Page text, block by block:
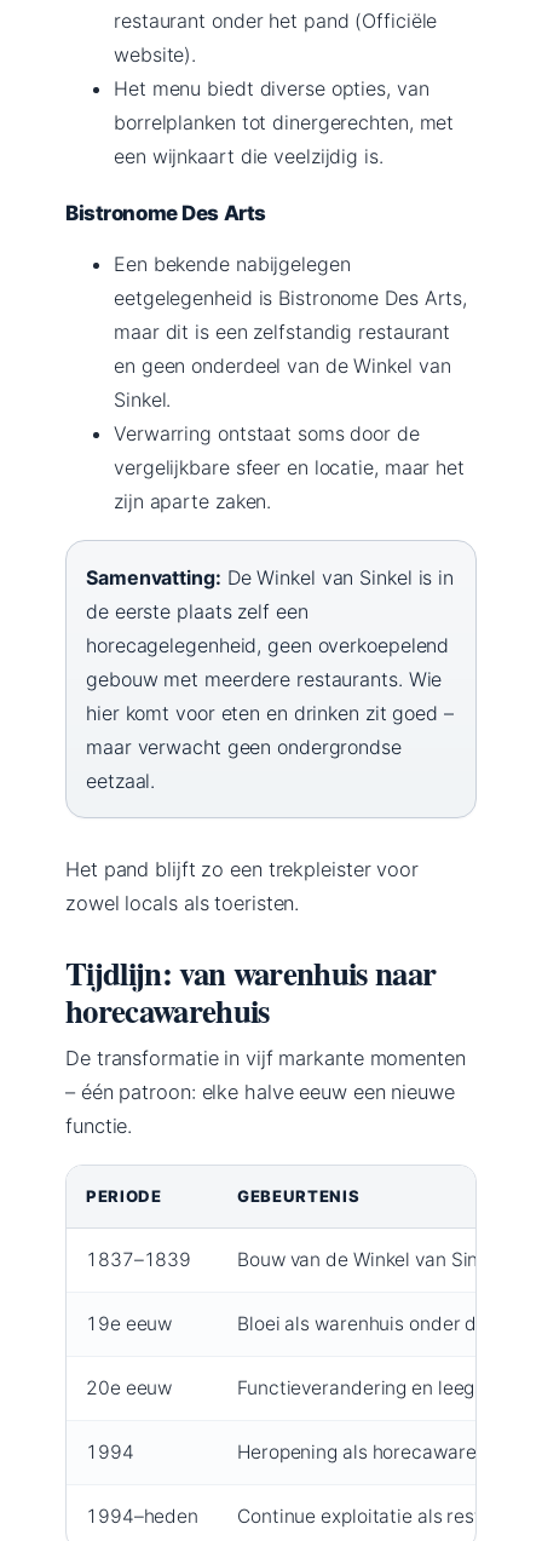
restaurant onder het pand (Officiële
website).
Het menu biedt diverse opties, van
borrelplanken tot dinergerechten, met
een wijnkaart die veelzijdig is.
Bistronome Des Arts
Een bekende nabijgelegen
eetgelegenheid is Bistronome Des Arts,
maar dit is een zelfstandig restaurant
en geen onderdeel van de Winkel van
Sinkel.
Verwarring ontstaat soms door de
vergelijkbare sfeer en locatie, maar het
zijn aparte zaken.
Samenvatting: De Winkel van Sinkel is in
de eerste plaats zelf een
horecagelegenheid, geen overkoepelend
gebouw met meerdere restaurants. Wie
hier komt voor eten en drinken zit goed –
maar verwacht geen ondergrondse
eetzaal.
Het pand blijft zo een trekpleister voor
zowel locals als toeristen.
Tijdlijn: van warenhuis naar
horecawarehuis
De transformatie in vijf markante momenten
– één patroon: elke halve eeuw een nieuwe
functie.
PERIODE GEBEURTENIS
1837–1839 Bouw van de Winkel van Sinkel
19e eeuw Bloei als warenhuis onder de
20e eeuw Functieverandering en leegstand
1994 Heropening als horecawarehuis
1994–heden Continue exploitatie als